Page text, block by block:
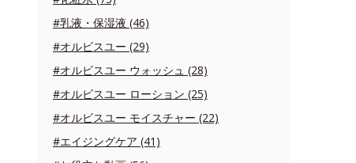
#乳液・保湿液 (46)
#オルビスユー (29)
#オルビスユー ウォッシュ (28)
#オルビスユー ローション (25)
#オルビスユー モイスチャー (22)
#エイジングケア (41)